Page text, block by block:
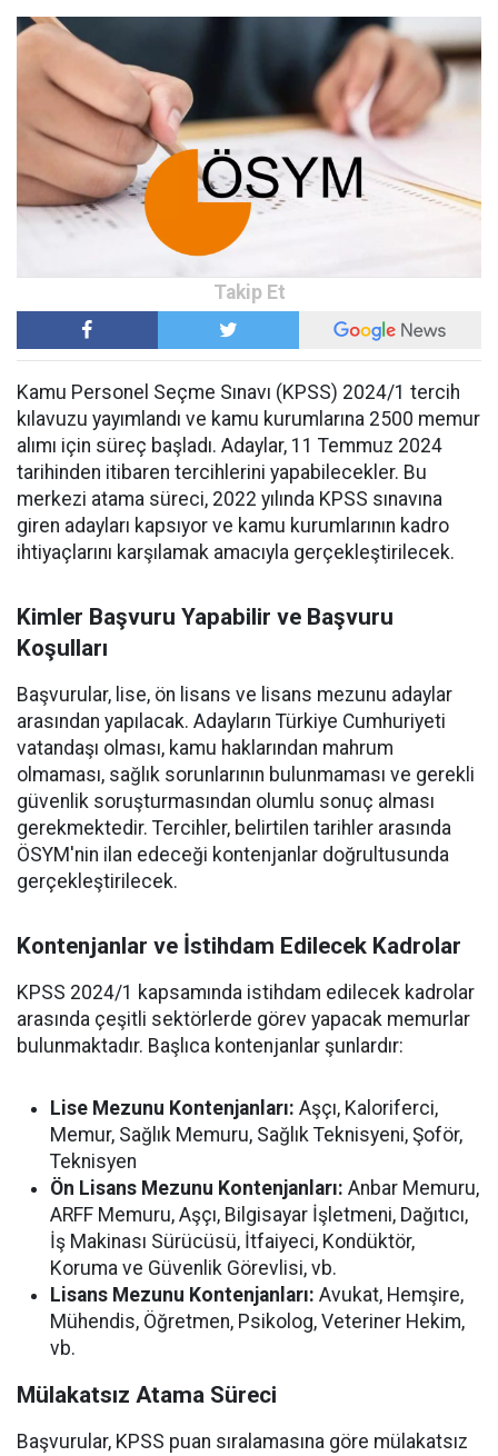
Kamu Personel Seçme Sınavı (KPSS) 2024/1 tercih
kılavuzu yayımlandı ve kamu kurumlarına 2500 memur
alımı için süreç başladı. Adaylar, 11 Temmuz 2024
tarihinden itibaren tercihlerini yapabilecekler. Bu
merkezi atama süreci, 2022 yılında KPSS sınavına
giren adayları kapsıyor ve kamu kurumlarının kadro
ihtiyaçlarını karşılamak amacıyla gerçekleştirilecek.
Kimler Başvuru Yapabilir ve Başvuru
Koşulları
Başvurular, lise, ön lisans ve lisans mezunu adaylar
arasından yapılacak. Adayların Türkiye Cumhuriyeti
vatandaşı olması, kamu haklarından mahrum
olmaması, sağlık sorunlarının bulunmaması ve gerekli
güvenlik soruşturmasından olumlu sonuç alması
gerekmektedir. Tercihler, belirtilen tarihler arasında
ÖSYM'nin ilan edeceği kontenjanlar doğrultusunda
gerçekleştirilecek.
Kontenjanlar ve İstihdam Edilecek Kadrolar
KPSS 2024/1 kapsamında istihdam edilecek kadrolar
arasında çeşitli sektörlerde görev yapacak memurlar
bulunmaktadır. Başlıca kontenjanlar şunlardır:
Lise Mezunu Kontenjanları: Aşçı, Kaloriferci,
Memur, Sağlık Memuru, Sağlık Teknisyeni, Şoför,
Teknisyen
Ön Lisans Mezunu Kontenjanları: Anbar Memuru,
ARFF Memuru, Aşçı, Bilgisayar İşletmeni, Dağıtıcı,
İş Makinası Sürücüsü, İtfaiyeci, Kondüktör,
Koruma ve Güvenlik Görevlisi, vb.
Lisans Mezunu Kontenjanları: Avukat, Hemşire,
Mühendis, Öğretmen, Psikolog, Veteriner Hekim,
vb.
Mülakatsız Atama Süreci
Başvurular, KPSS puan sıralamasına göre mülakatsız